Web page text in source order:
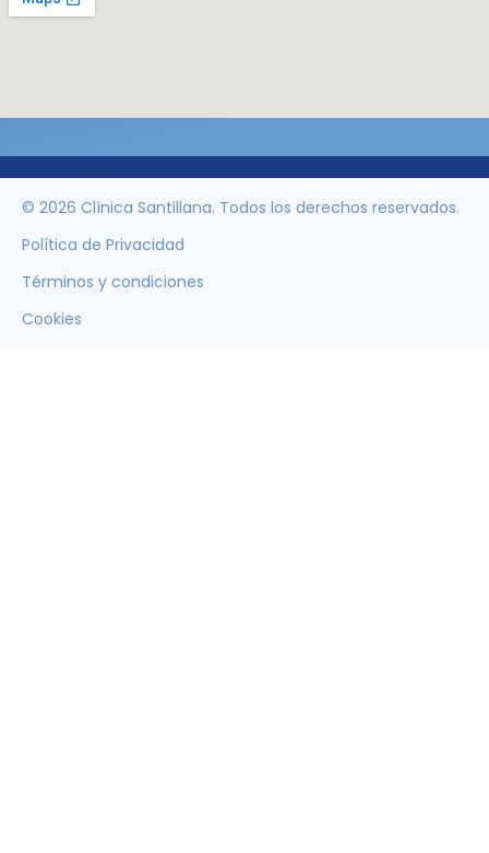
© 2026 Clínica Santillana. Todos los derechos reservados.
Política de Privacidad
Términos y condiciones
Cookies